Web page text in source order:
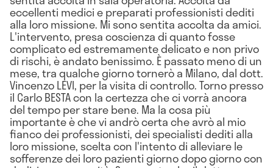
eccellenti medici e preparati professionisti dediti
alla loro missione. Mi sono sentita accolta da amici.
L'intervento, presa coscienza di quanto fosse
complicato ed estremamente delicato e non privo
di rischi, è andato benissimo. È passato meno di un
mese, tra qualche giorno tornerò a Milano, dal dott.
Vincenzo LEVI, per la visita di controllo. Torno presso
il Carlo BESTA con la certezza che ci vorrà ancora
del tempo per stare bene. Ma la cosa più
importante è che vi andrò certa che avrò al mio
fianco dei professionisti, dei specialisti dediti alla
loro missione, scelta con l'intento di alleviare le
sofferenze dei loro pazienti giorno dopo giorno con